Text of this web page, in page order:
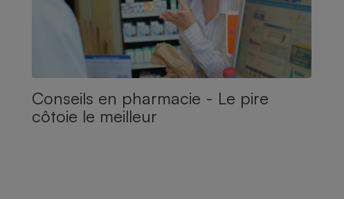
Conseils en pharmacie - Le pire
côtoie le meilleur